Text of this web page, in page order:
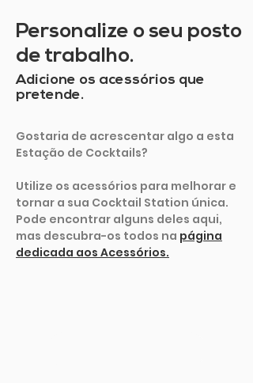
Personalize o seu posto
de trabalho.
Adicione os acessórios que
pretende.
Gostaria de acrescentar algo a esta
Estação de Cocktails?
Utilize os acessórios para melhorar e
tornar a sua Cocktail Station única.
Pode encontrar alguns deles aqui,
mas descubra-os todos na página
dedicada aos Acessórios.